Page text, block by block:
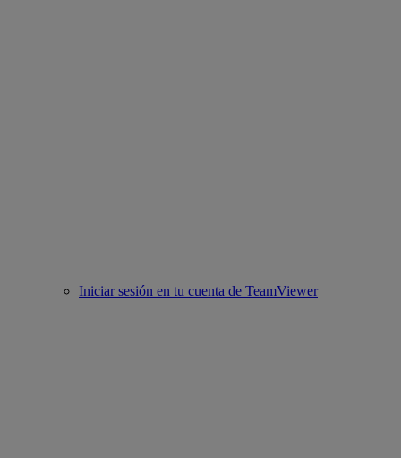
Iniciar sesión en tu cuenta de TeamViewer